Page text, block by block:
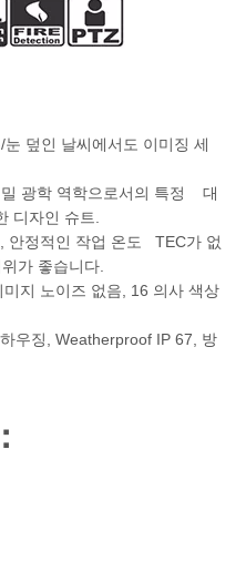
덮인 날씨에서도 이미징 세
광학 역학으로서의 특정 대
디자인 슈트.
안정적인 작업 온도 TEC가 없
가 좋습니다.
지 노이즈 없음, 16 의사 색상
우징, Weatherproof IP 67, 방